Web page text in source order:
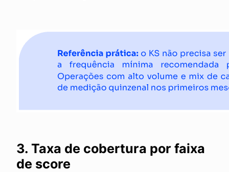
3. Taxa de cobertura por faixa
de score